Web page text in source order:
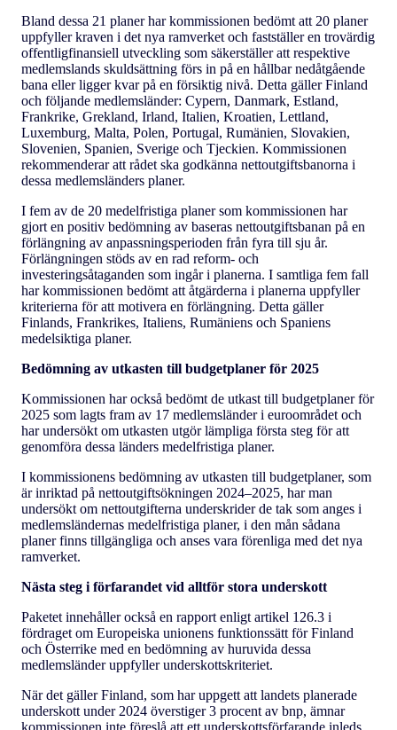
Bland dessa 21 planer har kommissionen bedömt att 20 planer
uppfyller kraven i det nya ramverket och fastställer en trovärdig
offentligfinansiell utveckling som säkerställer att respektive
medlemslands skuldsättning förs in på en hållbar nedåtgående
bana eller ligger kvar på en försiktig nivå. Detta gäller Finland
och följande medlemsländer: Cypern, Danmark, Estland,
Frankrike, Grekland, Irland, Italien, Kroatien, Lettland,
Luxemburg, Malta, Polen, Portugal, Rumänien, Slovakien,
Slovenien, Spanien, Sverige och Tjeckien. Kommissionen
rekommenderar att rådet ska godkänna nettoutgiftsbanorna i
dessa medlemsländers planer.
I fem av de 20 medelfristiga planer som kommissionen har
gjort en positiv bedömning av baseras nettoutgiftsbanan på en
förlängning av anpassningsperioden från fyra till sju år.
Förlängningen stöds av en rad reform- och
investeringsåtaganden som ingår i planerna. I samtliga fem fall
har kommissionen bedömt att åtgärderna i planerna uppfyller
kriterierna för att motivera en förlängning. Detta gäller
Finlands, Frankrikes, Italiens, Rumäniens och Spaniens
medelsiktiga planer.
Bedömning av utkasten till budgetplaner för 2025
Kommissionen har också bedömt de utkast till budgetplaner för
2025 som lagts fram av 17 medlemsländer i euroområdet och
har undersökt om utkasten utgör lämpliga första steg för att
genomföra dessa länders medelfristiga planer.
I kommissionens bedömning av utkasten till budgetplaner, som
är inriktad på nettoutgiftsökningen 2024–2025, har man
undersökt om nettoutgifterna underskrider de tak som anges i
medlemsländernas medelfristiga planer, i den mån sådana
planer finns tillgängliga och anses vara förenliga med det nya
ramverket.
Nästa steg i förfarandet vid alltför stora underskott
Paketet innehåller också en rapport enligt artikel 126.3 i
fördraget om Europeiska unionens funktionssätt för Finland
och Österrike med en bedömning av huruvida dessa
medlemsländer uppfyller underskottskriteriet.
När det gäller Finland, som har uppgett att landets planerade
underskott under 2024 överstiger 3 procent av bnp, ämnar
kommissionen inte föreslå att ett underskottsförfarande inleds,